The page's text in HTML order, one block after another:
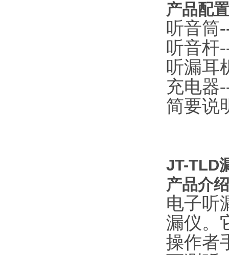
产品配
听音筒
听音杆
听漏耳
充电器
简要说
JT-TLD
产品介
电子听
漏仪。
操作者